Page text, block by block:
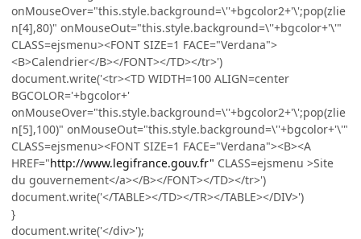
onMouseOver="this.style.background=\''+bgcolor2+'\';pop(zlie
n[4],80)" onMouseOut="this.style.background=\''+bgcolor+'\'"
CLASS=ejsmenu><FONT SIZE=1 FACE="Verdana">
<B>Calendrier</B></FONT></TD></tr>')
document.write('<tr><TD WIDTH=100 ALIGN=center
BGCOLOR='+bgcolor+'
onMouseOver="this.style.background=\''+bgcolor2+'\';pop(zlie
n[5],100)" onMouseOut="this.style.background=\''+bgcolor+'\'"
CLASS=ejsmenu><FONT SIZE=1 FACE="Verdana"><B><A
HREF="http://www.legifrance.gouv.fr" CLASS=ejsmenu >Site
du gouvernement</a></B></FONT></TD></tr>')
document.write('</TABLE></TD></TR></TABLE></DIV>')
}
document.write('</div>');